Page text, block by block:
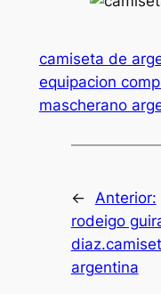
camiseta de
equipacion
mascherano
←
Anterior:
rodeigo
argentina